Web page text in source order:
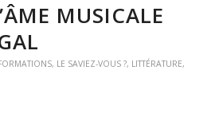
MUSICALE
, LE SAVIEZ-VOUS ?, LITTÉRATURE,